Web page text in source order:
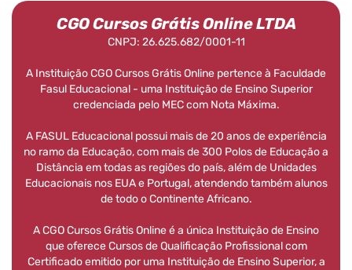
CGO Cursos Grátis Online LTDA
CNPJ: 26.625.682/0001-11
A Instituição CGO Cursos Grátis Online pertence à Faculdade
Fasul Educacional - uma Instituição de Ensino Superior
credenciada pelo MEC com Nota Máxima.
A FASUL Educacional possui mais de 20 anos de experiência
no ramo da Educação, com mais de 300 Polos de Educação a
Distância em todas as regiões do país, além de Unidades
Educacionais nos EUA e Portugal, atendendo também alunos
de todo o Continente Africano.
A CGO Cursos Grátis Online é a única Instituição de Ensino
que oferece Cursos de Qualificação Profissional com
Certificado emitido por uma Instituição de Ensino Superior, a